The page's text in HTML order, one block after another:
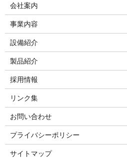
会社案内
事業内容
設備紹介
製品紹介
採用情報
リンク集
お問い合わせ
プライバシーポリシー
サイトマップ